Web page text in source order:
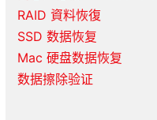
RAID 資料恢復
SSD 数据恢复
Mac 硬盘数据恢复
数据擦除验证